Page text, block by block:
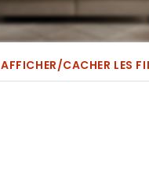
AFFICHER/CACHER LES